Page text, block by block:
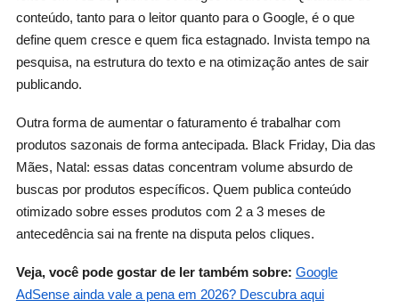
conteúdo, tanto para o leitor quanto para o Google, é o que
define quem cresce e quem fica estagnado. Invista tempo na
pesquisa, na estrutura do texto e na otimização antes de sair
publicando.
Outra forma de aumentar o faturamento é trabalhar com
produtos sazonais de forma antecipada. Black Friday, Dia das
Mães, Natal: essas datas concentram volume absurdo de
buscas por produtos específicos. Quem publica conteúdo
otimizado sobre esses produtos com 2 a 3 meses de
antecedência sai na frente na disputa pelos cliques.
Veja, você pode gostar de ler também sobre: Google
AdSense ainda vale a pena em 2026? Descubra aqui